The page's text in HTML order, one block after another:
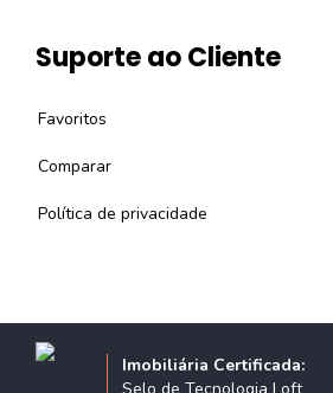
Suporte ao Cliente
Favoritos
Comparar
Política de privacidade
Imobiliária Certificada: